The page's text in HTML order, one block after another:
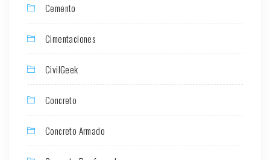
Cemento
Cimentaciones
CivilGeek
Concreto
Concreto Armado